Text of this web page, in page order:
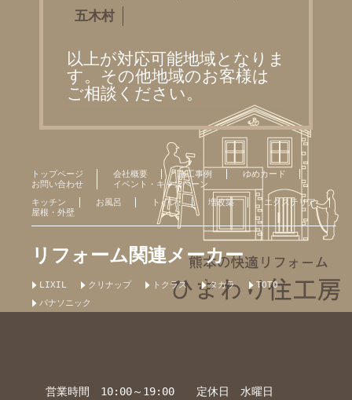
五木村
以上が対応可能地域となりま
す。その他地域のお客様は
ご相談ください。
トップページ 会社概要 施工事例
ゆめカード
お問い合わせ
イベント・キャンペーン
キッチン
お風呂 トイレ 増改築
エクステリア
屋根・外壁
リフォーム関連メーカー
LIXIL クリナップ トクラス タカラ
TOTO
パナソニック
営業時間 10:00～19:00 定休日 水曜日